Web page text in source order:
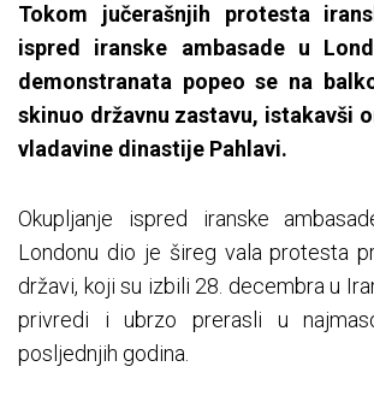
Tokom jučerašnjih protesta
ispred iranske ambasade u
demonstranata popeo se na
skinuo državnu zastavu, istakavši
vladavine dinastije Pahlavi.
Okupljanje ispred iranske
Londonu dio je šireg vala protesta
državi, koji su izbili 28. decembra u
privredi i ubrzo prerasli u
posljednjih godina.